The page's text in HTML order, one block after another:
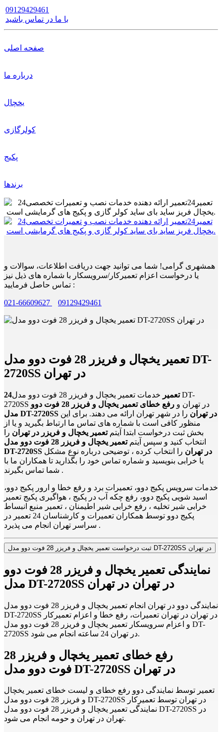
09129429461
با ما در تماس باشید
صفحه اصلی
درباره ما
یخچال
کولرگازی
پکیج
برندها
همشهری گرامی! شما می توانید جهت دریافت اطلاعات، سوالات و
یا درخواست اعزام تعمیرکار/سرویسکار با شماره های ذیل نیز
تماس حاصل فرمایید :
021-66609627 09129429461
تعمیر یخچال و فریزر 28 فوت دوو مدل DT-
2720SS در تهران
24تعمیر
خدمات تعمیر یخچال و فریزر 28 فوت دوو مدل DT-
2720SS در تهران و
رفع خطای تعمیر یخچال و فریزر 28 فوت دوو
مدل DT-2720SS در تهران را در شهر تهران ارائه می دهند. برای این
منظور کافی است با شماره های تماس ما ارتباط بگیرید و یا از
بخش ثبت درخواست ابتدا آیتمتعمیر یخچال و فریزر در تهران را
انتخاب کنید و سپس آیتم
تعمیر یخچال و فریزر 28 فوت دوو مدل
DT-2720SS در تهران را انتخاب کرده ، توضیحی درباره نوع مشکل
یا خرابی بنویسید و شماره تماس خود را بگذارید تا همکاران ما با
شما تماس بگیرند .
خدمات سرویس پکیج دوو، تعمیرات برد و رفع خطا و ارور پکیج دوو،
اسید شویی پکیج دوو، رفع چکه آب در پکیج ، هواگیری پکیج تعمیر
خرابی شیر تخلیه ، رفع خرابی شیر اطیمنان ، تعمیر منبع انبساط
پکیج دوو توسط همکاران تعمیرات و کارشناسان 24 تعمیر در
سراسر تهران انجام می پذیرد .
ثبت درخواست تعمیر یخچال و فریزر 28 فوت دوو مدل DT-2720SS در تهران
نمایندگی تعمیر یخچال و فریزر 28 فوت دوو
مدل DT-2720SS در تهران در تهران
نمایندگی دوو در تهران انجام تعمیر یخچال و فریزر 28 فوت دوو مدل
DT-2720SS در تهران در تهران تعمیرات، رفع خطا و اعزام تعمیرکار
و اعزام سرویسکار تعمیر یخچال و فریزر 28 فوت دوو مدل DT-
2720SS در تهران 24 ساعته انجام می شود.
رفع خطای تعمیر یخچال و فریزر 28
فوت دوو مدل DT-2720SS در تهران
تعمیر توسط نمایندگی دوو رفع خطای و لیست خطای تعمیر یخچال
و فریزر 28 فوت دوو مدل DT-2720SS در تهران توسط تعمیرکار
نمایندگی تعمیر یخچال و فریزر 28 فوت دوو مدل DT-2720SS در
تهران در تهران و حومه انجام می شود.